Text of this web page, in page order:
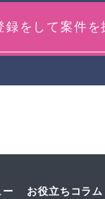
録をして案件を
お役立ちコラム